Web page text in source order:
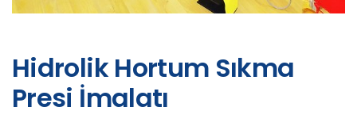
Hidrolik Hortum Sıkma
Presi İmalatı